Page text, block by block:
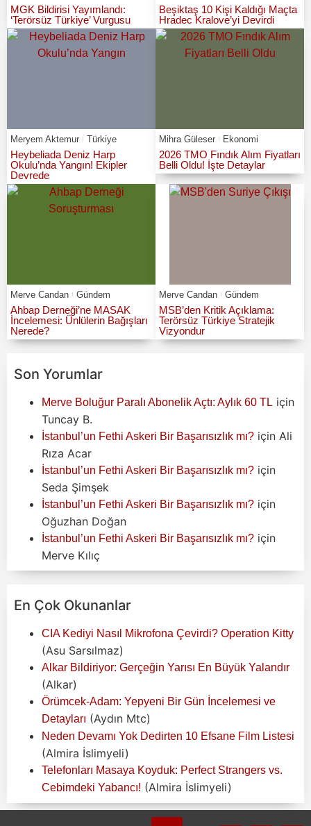
MGK Bildirisi Yayımlandı:
‘Terörsüz Türkiye’ Vurgusu
Beşiktaş 10 Kişi Kaldığı Maçta
Hradec Kralove’yi Devirdi
Meryem Aktemur Türkiye
Heybeliada Deniz Harp
Okulu’nda Yangın! Ekipler
Devrede
Mihra Güleser Ekonomi
2026 TMO Fındık Alım Fiyatları
Belli Oldu! İşte Detaylar
Merve Candan Gündem
Ahbap Derneği’ne MASAK
İncelemesi: Ünlülerin Bağışları
Nerede?
Merve Candan Gündem
MSB’den Kritik Açıklama:
Terörsüz Türkiye Stratejik
Vizyondur
Son Yorumlar
Merve Boluğur Paralı Abonelik Açtı: Aylık 60 TL için
Tuncay B.
İstanbul’un Fethi Askeri Bir Başarısızlık mı? için Ali
Rıza Acar
İstanbul’un Fethi Askeri Bir Başarısızlık mı? için
Seda Şimşek
İstanbul’un Fethi Askeri Bir Başarısızlık mı? için
Oğuzhan Doğan
İstanbul’un Fethi Askeri Bir Başarısızlık mı? için
Merve Kılıç
En Çok Okunanlar
CIA Kediyi Nasıl Mikrofona Çevirdi? Operation Kitty
(Asu Sarsılmaz)
Alkar Bildiriyor: Gerçeğin Yarısı En Büyük Yalandır
(Alkar)
Örümcek-Adam: Yepyeni Bir Gün İncelemesi ve
Detayları (Aydın Mtc)
Neden Devamı Yok Dedirten 10 Efsane Film Listesi
(Almira İslimyeli)
Telefonları Masaya Koyduk: Perfect Strangers vs.
Cebimdeki Yabancı! (Almira İslimyeli)